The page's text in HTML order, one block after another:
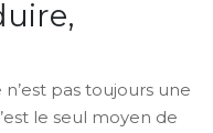
pas toujours une
le seul moyen de